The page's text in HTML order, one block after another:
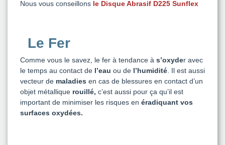
Nous vous conseillons le Disque Abrasif D225 Sunflex
Le Fer
Comme vous le savez, le fer à tendance à s’oxyder avec
le temps au contact de l’eau ou de l’humidité . Il est aussi
vecteur de maladies en cas de blessures en contact d’un
objet métallique rouillé, c’est aussi pour ça qu’il est
important de minimiser les risques en éradiquant vos
surfaces oxydées.